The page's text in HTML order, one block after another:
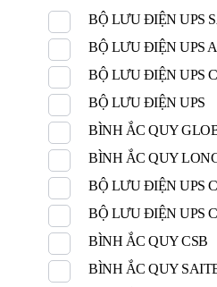
BỘ LƯU ĐIỆN UPS
BỘ LƯU ĐIỆN UPS
BỘ LƯU ĐIỆN UPS
BỘ LƯU ĐIỆN UPS
BÌNH ẮC QUY
BÌNH ẮC QUY
BỘ LƯU ĐIỆN UPS
BỘ LƯU ĐIỆN UPS
BÌNH ẮC QUY CSB
BÌNH ẮC QUY